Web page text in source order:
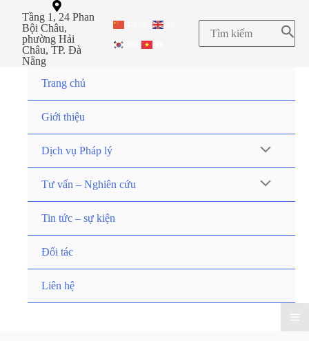
Tầng 1, 24 Phan
Bội Châu,
phường Hải
Châu, TP. Đà
Nẵng
Trang chủ
Giới thiệu
Dịch vụ Pháp lý
Tư vấn – Nghiên cứu
Tin tức – sự kiện
Đối tác
Liên hệ